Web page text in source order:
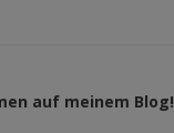
auf meinem Blog!